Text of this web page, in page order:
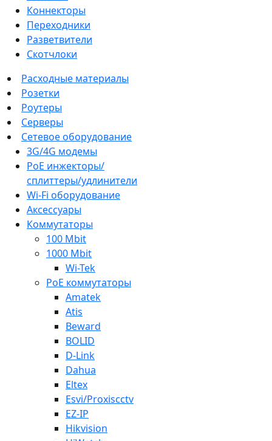
Коннекторы
Переходники
Разветвители
Скотчлоки
Расходные материалы
Розетки
Роутеры
Серверы
Сетевое оборудование
3G/4G модемы
PoE инжекторы/
сплиттеры/удлинители
Wi-Fi оборудование
Аксессуары
Коммутаторы
100 Mbit
1000 Mbit
Wi-Tek
PoE коммутаторы
Amatek
Atis
Beward
BOLID
D-Link
Dahua
Eltex
Esvi/Proxiscctv
EZ-IP
Hikvision